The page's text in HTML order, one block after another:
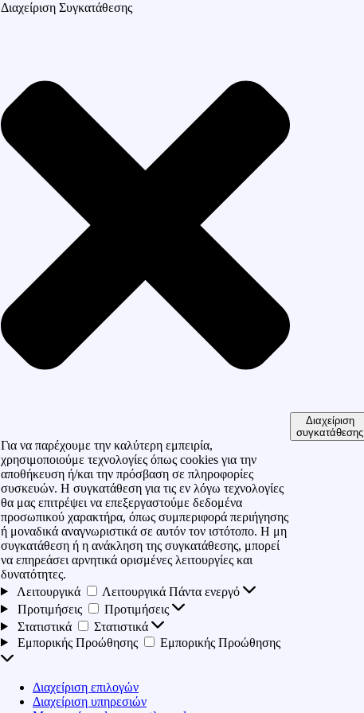
Διαχείριση Συγκατάθεσης
Για να παρέχουμε την καλύτερη εμπειρία,
χρησιμοποιούμε τεχνολογίες όπως cookies για την
αποθήκευση ή/και την πρόσβαση σε πληροφορίες
συσκευών. Η συγκατάθεση για τις εν λόγω τεχνολογίες
θα μας επιτρέψει να επεξεργαστούμε δεδομένα
προσωπικού χαρακτήρα, όπως συμπεριφορά περιήγησης
ή μοναδικά αναγνωριστικά σε αυτόν τον ιστότοπο. Η μη
συγκατάθεση ή η ανάκληση της συγκατάθεσης, μπορεί
να επηρεάσει αρνητικά ορισμένες λειτουργίες και
δυνατότητες.
Λειτουργικά
Λειτουργικά Πάντα ενεργό
Προτιμήσεις
Προτιμήσεις
Στατιστικά
Στατιστικά
Εμπορικής Προώθησης
Εμπορικής Προώθησης
Διαχείριση επιλογών
Διαχείριση υπηρεσιών
Διαχείριση
συγκατάθεσης